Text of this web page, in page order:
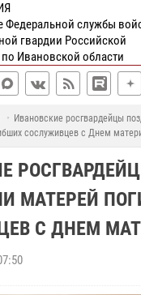
Федеральной службы
гвардии Российской
Ивановской области
Ивановские росгвардейцы
сослуживцев с Днем
МАТЕРЕЙ
С ДНЕМ